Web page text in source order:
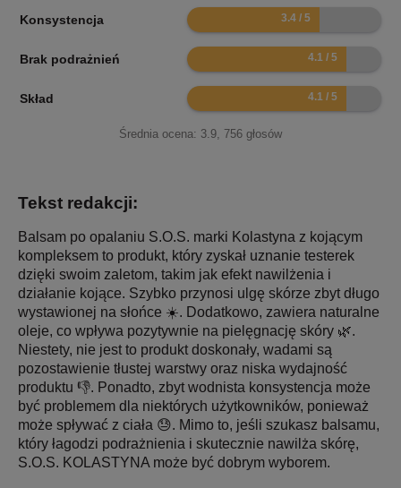
Konsystencja 6.8
Brak podrażnień 8.2
Skład 8.2
Średnia ocena: 3.9, 756 głosów
Tekst redakcji:
Balsam po opalaniu S.O.S. marki Kolastyna z kojącym
kompleksem to produkt, który zyskał uznanie testerek
dzięki swoim zaletom, takim jak efekt nawilżenia i
działanie kojące. Szybko przynosi ulgę skórze zbyt długo
wystawionej na słońce ☀️. Dodatkowo, zawiera naturalne
oleje, co wpływa pozytywnie na pielęgnację skóry 🌿.
Niestety, nie jest to produkt doskonały, wadami są
pozostawienie tłustej warstwy oraz niska wydajność
produktu 👎. Ponadto, zbyt wodnista konsystencja może
być problemem dla niektórych użytkowników, ponieważ
może spływać z ciała 😓. Mimo to, jeśli szukasz balsamu,
który łagodzi podrażnienia i skutecznie nawilża skórę,
S.O.S. KOLASTYNA może być dobrym wyborem.